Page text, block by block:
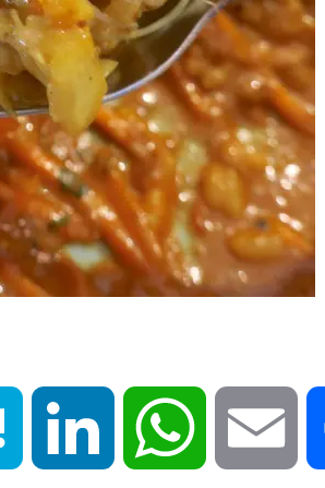
Hatena LinkedIn WhatsApp